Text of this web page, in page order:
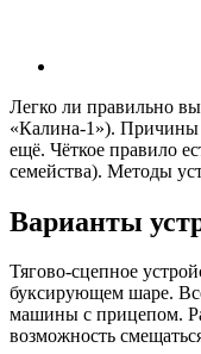
Легко ли правильно
«Калина-1»). Причины
ещё. Чёткое правило
семейства). Методы
Варианты
Тягово-сцепное
буксирующем шаре.
машины с прицепом.
возможность